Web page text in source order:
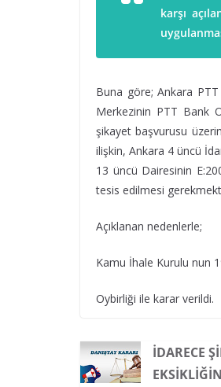
karşı
Buna göre; Ankara PTT
Merkezinin PTT Bank
şikayet başvurusu
ilişkin, Ankara 4 üncü
13 üncü Dairesinin
tesis edilmesi
Açıklanan nedenlerle;
Kamu İhale Kurulu nun
Oybirliği ile karar verildi.
İDARECE